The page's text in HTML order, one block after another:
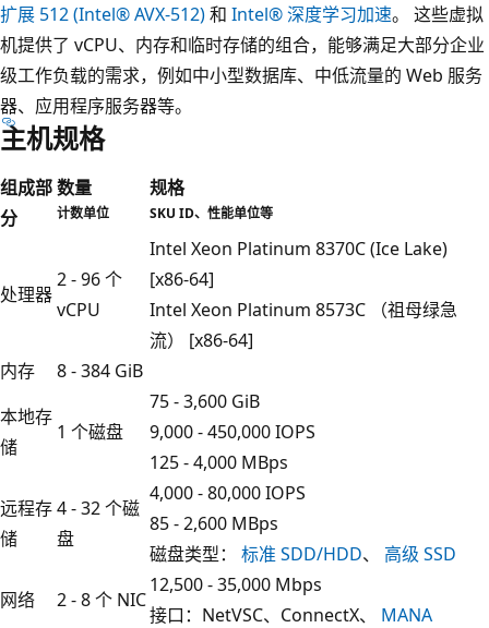
扩展 512 (Intel® AVX-512)和 Intel® 深度学习加速。 这些虚拟
机提供了 vCPU、内存和临时存储的组合，能够满足大部分企业
级工作负载的需求，例如中小型数据库、中低流量的 Web 服务
器、应用程序服务器等。
主机规格
组成部
分
数量
计数单位
规格
SKU ID、性能单位等
处理器
2 - 96 个
vCPU
Intel Xeon Platinum 8370C (Ice Lake)
[x86-64]
Intel Xeon Platinum 8573C （祖母绿急
流） [x86-64]
内存
8 - 384 GiB
本地存
储
1 个磁盘
75 - 3,600 GiB
9,000 - 450,000 IOPS
125 - 4,000 MBps
远程存
储
4 - 32 个磁
盘
4,000 - 80,000 IOPS
85 - 2,600 MBps
磁盘类型： 标准 SDD/HDD、 高级 SSD
网络
2 - 8 个 NIC
12,500 - 35,000 Mbps
接口：NetVSC、ConnectX、 MANA